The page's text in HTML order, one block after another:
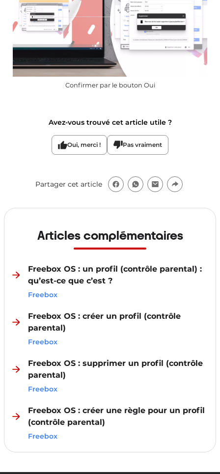
Confirmer par le bouton Oui
Avez-vous trouvé cet article utile ?
Oui, merci ! Pas vraiment
Partager cet article
Articles complémentaires
Freebox OS : un profil (contrôle parental) :
qu’est-ce que c’est ?
Freebox
Freebox OS : créer un profil (contrôle
parental)
Freebox
Freebox OS : supprimer un profil (contrôle
parental)
Freebox
Freebox OS : créer une règle pour un profil
(contrôle parental)
Freebox